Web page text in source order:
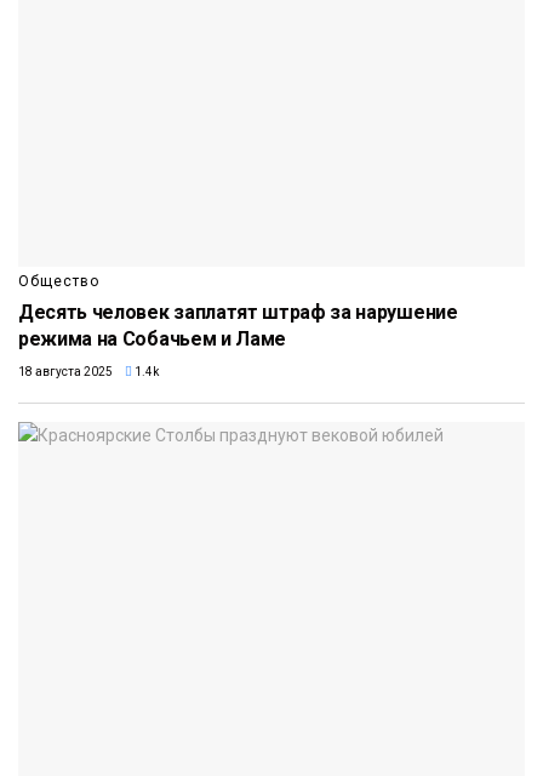
Общество
Десять человек заплатят штраф за нарушение
режима на Собачьем и Ламе
18 августа 2025 1.4k